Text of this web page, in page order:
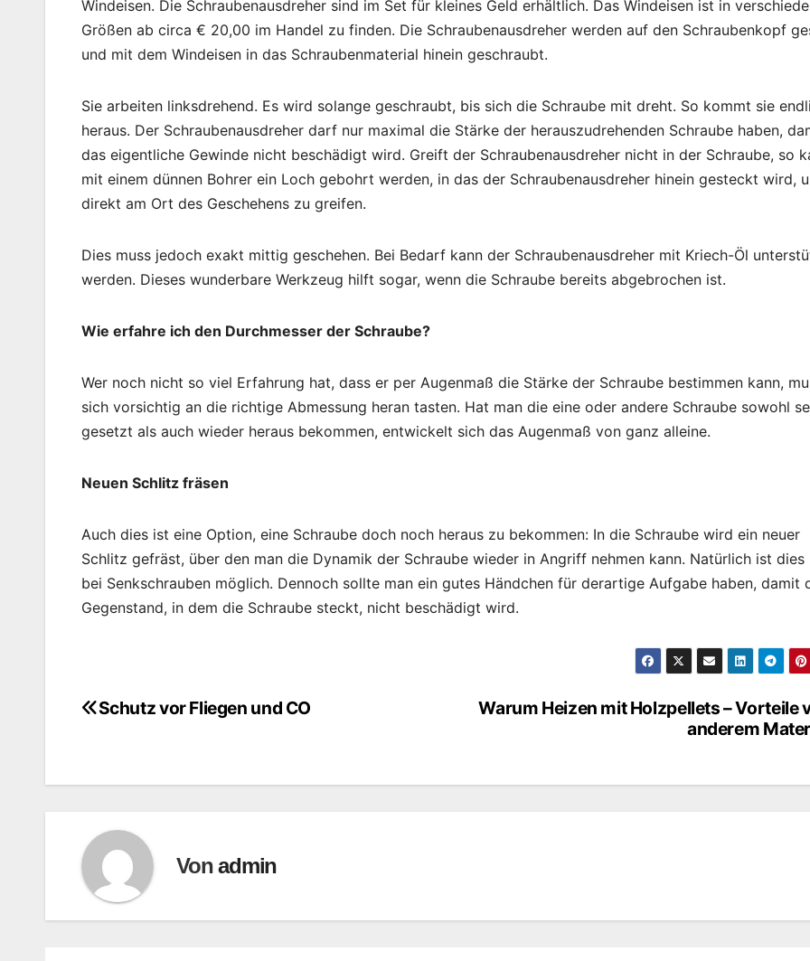
Windeisen. Die Schraubenausdreher sind im Set für kleines Geld erhältlich. Das Windeisen ist in
Größen ab circa € 20,00 im Handel zu finden. Die Schraubenausdreher werden auf den Schraubenkopf
und mit dem Windeisen in das Schraubenmaterial hinein geschraubt.
Sie arbeiten linksdrehend. Es wird solange geschraubt, bis sich die Schraube mit dreht. So kommt sie
heraus. Der Schraubenausdreher darf nur maximal die Stärke der herauszudrehenden Schraube haben,
das eigentliche Gewinde nicht beschädigt wird. Greift der Schraubenausdreher nicht in der Schraube, so
mit einem dünnen Bohrer ein Loch gebohrt werden, in das der Schraubenausdreher hinein gesteckt wird,
direkt am Ort des Geschehens zu greifen.
Dies muss jedoch exakt mittig geschehen. Bei Bedarf kann der Schraubenausdreher mit Kriech-Öl
werden. Dieses wunderbare Werkzeug hilft sogar, wenn die Schraube bereits abgebrochen ist.
Wie erfahre ich den Durchmesser der Schraube?
Wer noch nicht so viel Erfahrung hat, dass er per Augenmaß die Stärke der Schraube bestimmen kann,
sich vorsichtig an die richtige Abmessung heran tasten. Hat man die eine oder andere Schraube sowohl
gesetzt als auch wieder heraus bekommen, entwickelt sich das Augenmaß von ganz alleine.
Neuen Schlitz fräsen
Auch dies ist eine Option, eine Schraube doch noch heraus zu bekommen: In die Schraube wird ein neuer
Schlitz gefräst, über den man die Dynamik der Schraube wieder in Angriff nehmen kann. Natürlich ist dies
bei Senkschrauben möglich. Dennoch sollte man ein gutes Händchen für derartige Aufgabe haben, damit
Gegenstand, in dem die Schraube steckt, nicht beschädigt wird.
Beitragsnavigation
Warum Heizen mit Holzpellets – Vorteile
anderem
Schutz vor Fliegen und CO
Vonadmin